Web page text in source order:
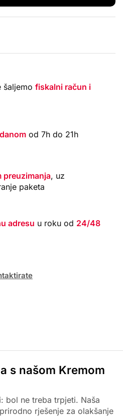
šaljemo fiskalni račun i
od 7h do 21h
preuzimanja, uz
paketa
adresu u roku od 24/48
s našom Kremom
bol ne treba trpjeti. Naša
rješenje za olakšanje